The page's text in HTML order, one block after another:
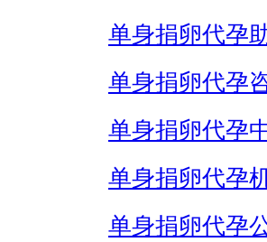
单身捐卵代孕
单身捐卵代孕
单身捐卵代孕
单身捐卵代孕
单身捐卵代孕